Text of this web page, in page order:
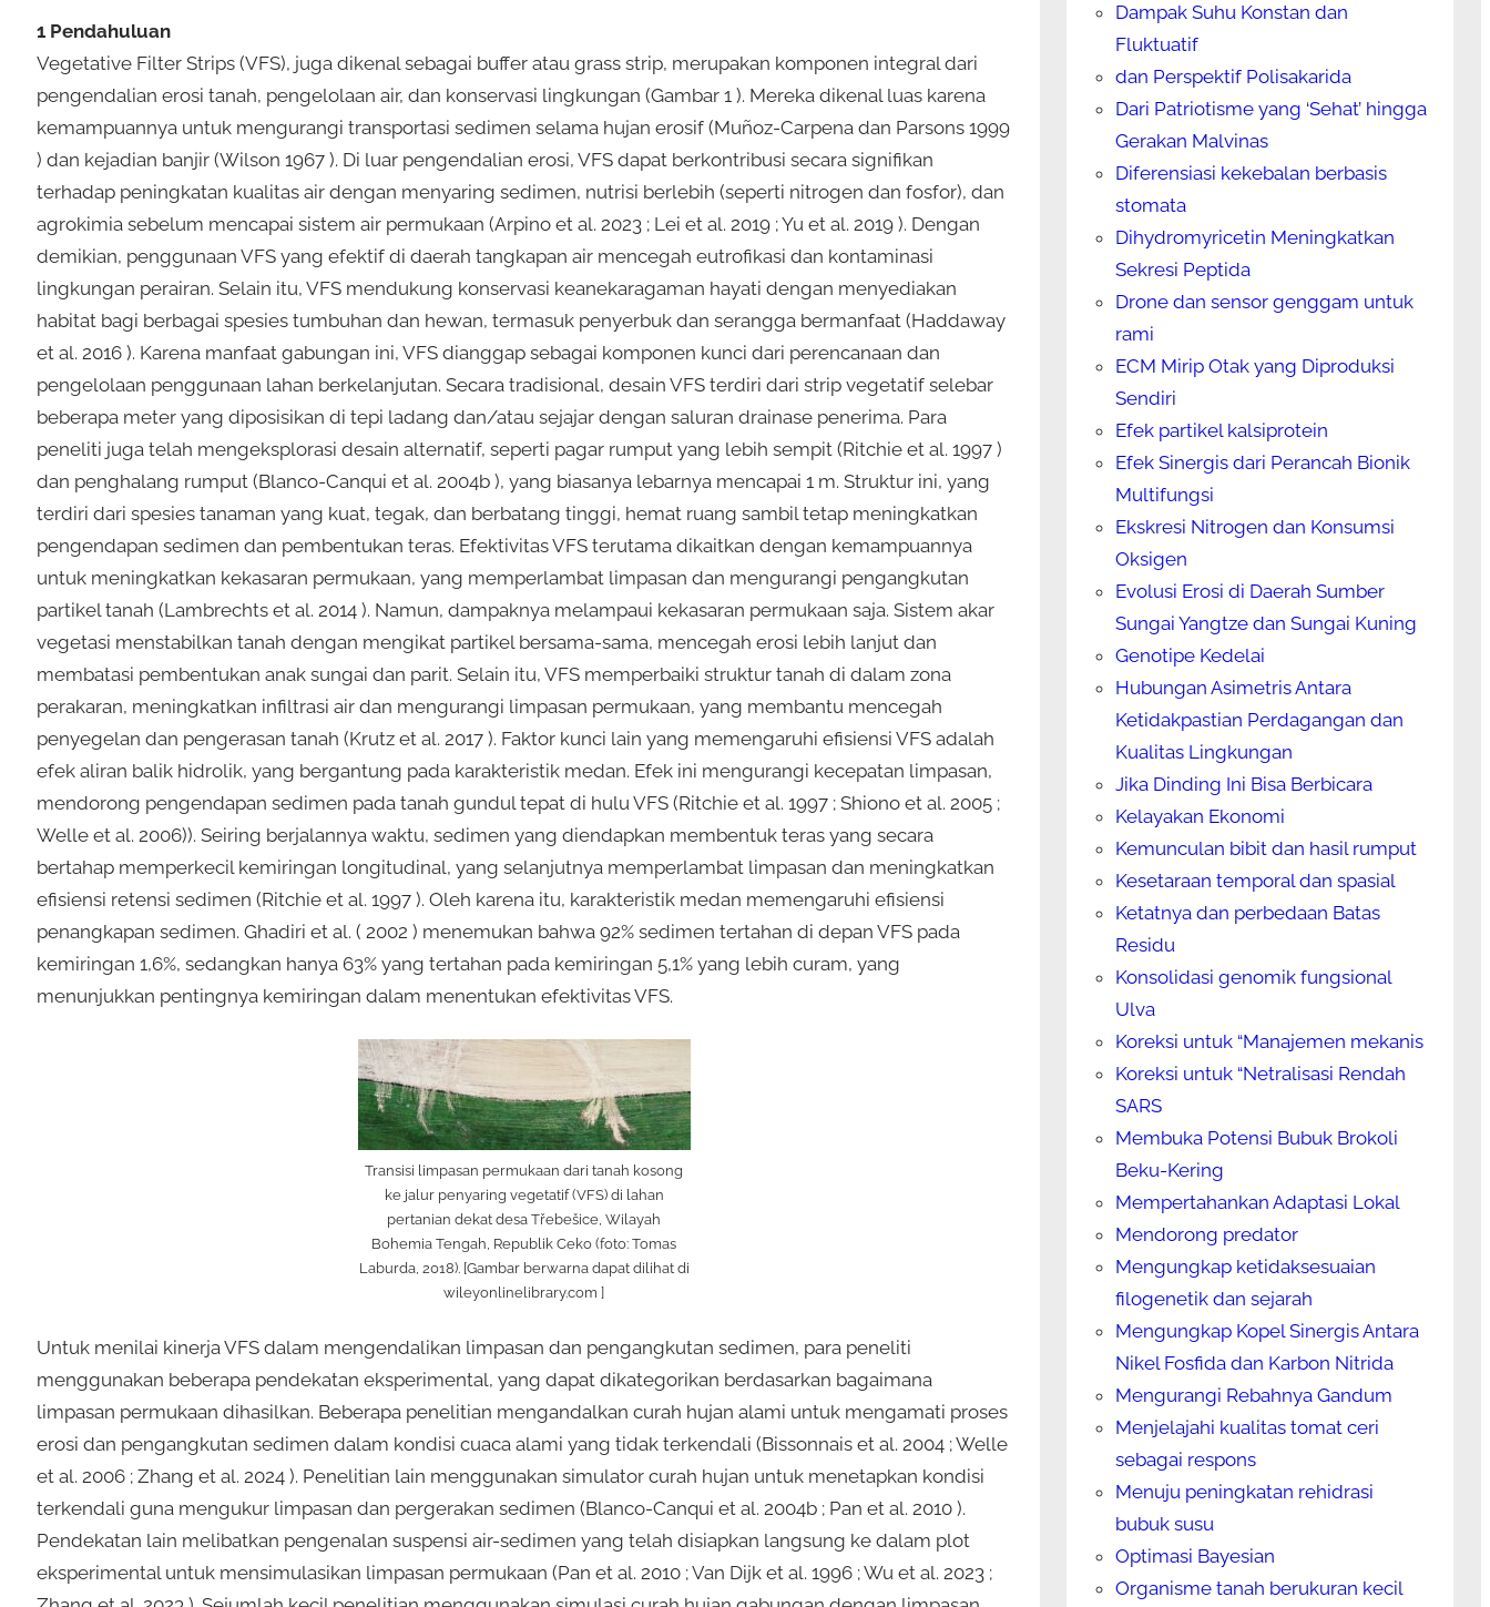
1 Pendahuluan
Vegetative Filter Strips (VFS), juga dikenal sebagai buffer atau grass strip, merupakan komponen integral dari
pengendalian erosi tanah, pengelolaan air, dan konservasi lingkungan (Gambar 1 ). Mereka dikenal luas karena
kemampuannya untuk mengurangi transportasi sedimen selama hujan erosif (Muñoz-Carpena dan Parsons 1999
) dan kejadian banjir (Wilson 1967 ). Di luar pengendalian erosi, VFS dapat berkontribusi secara signifikan
terhadap peningkatan kualitas air dengan menyaring sedimen, nutrisi berlebih (seperti nitrogen dan fosfor), dan
agrokimia sebelum mencapai sistem air permukaan (Arpino et al. 2023 ; Lei et al. 2019 ; Yu et al. 2019 ). Dengan
demikian, penggunaan VFS yang efektif di daerah tangkapan air mencegah eutrofikasi dan kontaminasi
lingkungan perairan. Selain itu, VFS mendukung konservasi keanekaragaman hayati dengan menyediakan
habitat bagi berbagai spesies tumbuhan dan hewan, termasuk penyerbuk dan serangga bermanfaat (Haddaway
et al. 2016 ). Karena manfaat gabungan ini, VFS dianggap sebagai komponen kunci dari perencanaan dan
pengelolaan penggunaan lahan berkelanjutan. Secara tradisional, desain VFS terdiri dari strip vegetatif selebar
beberapa meter yang diposisikan di tepi ladang dan/atau sejajar dengan saluran drainase penerima. Para
peneliti juga telah mengeksplorasi desain alternatif, seperti pagar rumput yang lebih sempit (Ritchie et al. 1997 )
dan penghalang rumput (Blanco-Canqui et al. 2004b ), yang biasanya lebarnya mencapai 1 m. Struktur ini, yang
terdiri dari spesies tanaman yang kuat, tegak, dan berbatang tinggi, hemat ruang sambil tetap meningkatkan
pengendapan sedimen dan pembentukan teras. Efektivitas VFS terutama dikaitkan dengan kemampuannya
untuk meningkatkan kekasaran permukaan, yang memperlambat limpasan dan mengurangi pengangkutan
partikel tanah (Lambrechts et al. 2014 ). Namun, dampaknya melampaui kekasaran permukaan saja. Sistem akar
vegetasi menstabilkan tanah dengan mengikat partikel bersama-sama, mencegah erosi lebih lanjut dan
membatasi pembentukan anak sungai dan parit. Selain itu, VFS memperbaiki struktur tanah di dalam zona
perakaran, meningkatkan infiltrasi air dan mengurangi limpasan permukaan, yang membantu mencegah
penyegelan dan pengerasan tanah (Krutz et al. 2017 ). Faktor kunci lain yang memengaruhi efisiensi VFS adalah
efek aliran balik hidrolik, yang bergantung pada karakteristik medan. Efek ini mengurangi kecepatan limpasan,
mendorong pengendapan sedimen pada tanah gundul tepat di hulu VFS (Ritchie et al. 1997 ; Shiono et al. 2005 ;
Welle et al. 2006)). Seiring berjalannya waktu, sedimen yang diendapkan membentuk teras yang secara
bertahap memperkecil kemiringan longitudinal, yang selanjutnya memperlambat limpasan dan meningkatkan
efisiensi retensi sedimen (Ritchie et al. 1997 ). Oleh karena itu, karakteristik medan memengaruhi efisiensi
penangkapan sedimen. Ghadiri et al. ( 2002 ) menemukan bahwa 92% sedimen tertahan di depan VFS pada
kemiringan 1,6%, sedangkan hanya 63% yang tertahan pada kemiringan 5,1% yang lebih curam, yang
menunjukkan pentingnya kemiringan dalam menentukan efektivitas VFS.
Transisi limpasan permukaan dari tanah kosong
ke jalur penyaring vegetatif (VFS) di lahan
pertanian dekat desa Třebešice, Wilayah
Bohemia Tengah, Republik Ceko (foto: Tomas
Laburda, 2018). [Gambar berwarna dapat dilihat di
wileyonlinelibrary.com ]
Untuk menilai kinerja VFS dalam mengendalikan limpasan dan pengangkutan sedimen, para peneliti
menggunakan beberapa pendekatan eksperimental, yang dapat dikategorikan berdasarkan bagaimana
limpasan permukaan dihasilkan. Beberapa penelitian mengandalkan curah hujan alami untuk mengamati proses
erosi dan pengangkutan sedimen dalam kondisi cuaca alami yang tidak terkendali (Bissonnais et al. 2004 ; Welle
et al. 2006 ; Zhang et al. 2024 ). Penelitian lain menggunakan simulator curah hujan untuk menetapkan kondisi
terkendali guna mengukur limpasan dan pergerakan sedimen (Blanco-Canqui et al. 2004b ; Pan et al. 2010 ).
Pendekatan lain melibatkan pengenalan suspensi air-sedimen yang telah disiapkan langsung ke dalam plot
eksperimental untuk mensimulasikan limpasan permukaan (Pan et al. 2010 ; Van Dijk et al. 1996 ; Wu et al. 2023 ;
Dampak Suhu Konstan dan
Fluktuatif
dan Perspektif Polisakarida
Dari Patriotisme yang ‘Sehat’ hingga
Gerakan Malvinas
Diferensiasi kekebalan berbasis
stomata
Dihydromyricetin Meningkatkan
Sekresi Peptida
Drone dan sensor genggam untuk
rami
ECM Mirip Otak yang Diproduksi
Sendiri
Efek partikel kalsiprotein
Efek Sinergis dari Perancah Bionik
Multifungsi
Ekskresi Nitrogen dan Konsumsi
Oksigen
Evolusi Erosi di Daerah Sumber
Sungai Yangtze dan Sungai Kuning
Genotipe Kedelai
Hubungan Asimetris Antara
Ketidakpastian Perdagangan dan
Kualitas Lingkungan
Jika Dinding Ini Bisa Berbicara
Kelayakan Ekonomi
Kemunculan bibit dan hasil rumput
Kesetaraan temporal dan spasial
Ketatnya dan perbedaan Batas
Residu
Konsolidasi genomik fungsional
Ulva
Koreksi untuk “Manajemen mekanis
Koreksi untuk “Netralisasi Rendah
SARS
Membuka Potensi Bubuk Brokoli
Beku-Kering
Mempertahankan Adaptasi Lokal
Mendorong predator
Mengungkap ketidaksesuaian
filogenetik dan sejarah
Mengungkap Kopel Sinergis Antara
Nikel Fosfida dan Karbon Nitrida
Mengurangi Rebahnya Gandum
Menjelajahi kualitas tomat ceri
sebagai respons
Menuju peningkatan rehidrasi
bubuk susu
Optimasi Bayesian
Organisme tanah berukuran kecil